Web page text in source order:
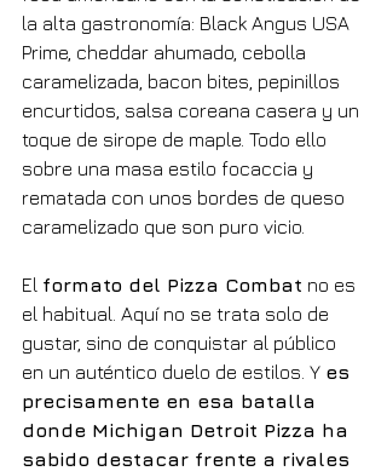
la alta gastronomía: Black Angus USA
Prime, cheddar ahumado, cebolla
caramelizada, bacon bites, pepinillos
encurtidos, salsa coreana casera y un
toque de sirope de maple. Todo ello
sobre una masa estilo focaccia y
rematada con unos bordes de queso
caramelizado que son puro vicio.
El formato del Pizza Combat no es
el habitual. Aquí no se trata solo de
gustar, sino de conquistar al público
en un auténtico duelo de estilos. Y es
precisamente en esa batalla
donde Michigan Detroit Pizza ha
sabido destacar frente a rivales